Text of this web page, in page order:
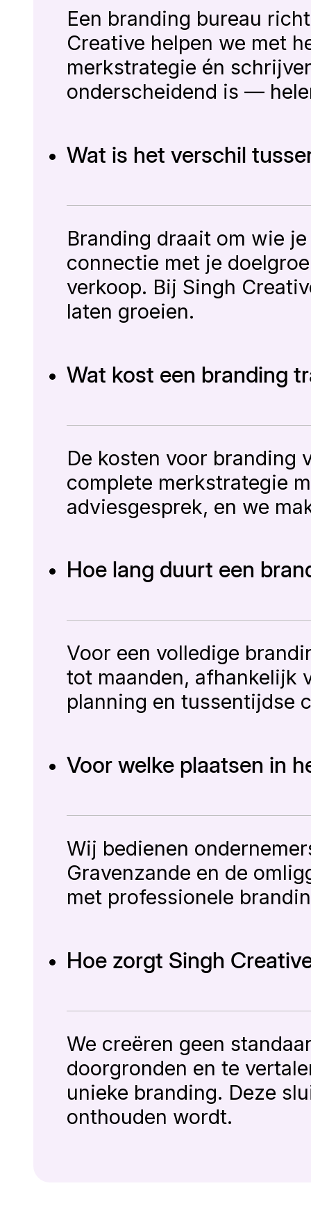
Een branding bureau
Creative helpen we met
merkstrategie én
onderscheidend is —
Wat is het verschil
Branding draait om wie
connectie met je
verkoop. Bij Singh
laten groeien.
Wat kost een branding
De kosten voor branding
complete merkstrategie
adviesgesprek, en we
Hoe lang duurt een
Voor een volledige
tot maanden, afhankelijk
planning en tussentijdse
Voor welke plaatsen in
Wij bedienen
Gravenzande en de
met professionele
Hoe zorgt Singh
We creëren geen
doorgronden en te
unieke branding. Deze
onthouden wordt.